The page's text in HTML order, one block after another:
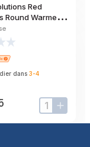
Red
Round Warmer, 7
dans 3-4
input-label